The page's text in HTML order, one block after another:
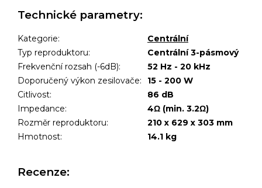
Technické parametry:
Kategorie:
Centrální
Typ reproduktoru:
Centrální 3-pásmový
Frekvenční rozsah (-6dB):
52 Hz - 20 kHz
Doporučený výkon zesilovače:
15 - 200 W
Citlivost:
86 dB
Impedance:
4Ω (min. 3.2Ω)
Rozměr reproduktoru:
210 x 629 x 303 mm
Hmotnost: 14.1 kg
Recenze: